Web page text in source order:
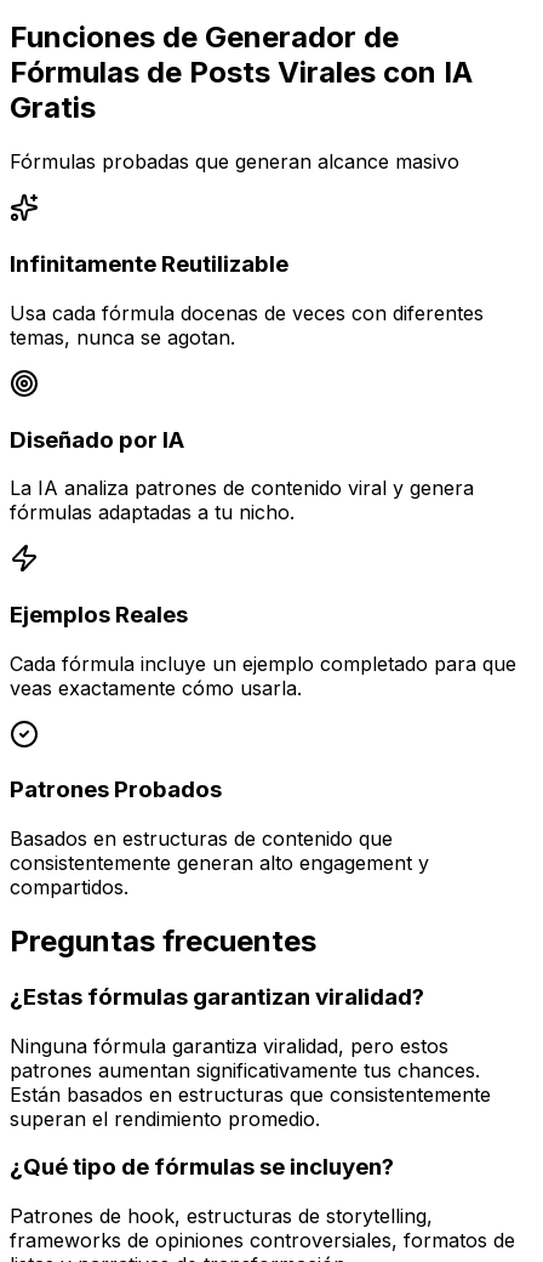
Funciones de Generador de
Fórmulas de Posts Virales con IA
Gratis
Fórmulas probadas que generan alcance masivo
Infinitamente Reutilizable
Usa cada fórmula docenas de veces con diferentes
temas, nunca se agotan.
Diseñado por IA
La IA analiza patrones de contenido viral y genera
fórmulas adaptadas a tu nicho.
Ejemplos Reales
Cada fórmula incluye un ejemplo completado para que
veas exactamente cómo usarla.
Patrones Probados
Basados en estructuras de contenido que
consistentemente generan alto engagement y
compartidos.
Preguntas frecuentes
¿Estas fórmulas garantizan viralidad?
Ninguna fórmula garantiza viralidad, pero estos
patrones aumentan significativamente tus chances.
Están basados en estructuras que consistentemente
superan el rendimiento promedio.
¿Qué tipo de fórmulas se incluyen?
Patrones de hook, estructuras de storytelling,
frameworks de opiniones controversiales, formatos de